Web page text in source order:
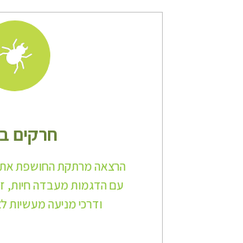
חרקים
הרצאה מרתקת החושפת את
עם הדגמות מעבדה חיות,
ודרכי מניעה מעשיות